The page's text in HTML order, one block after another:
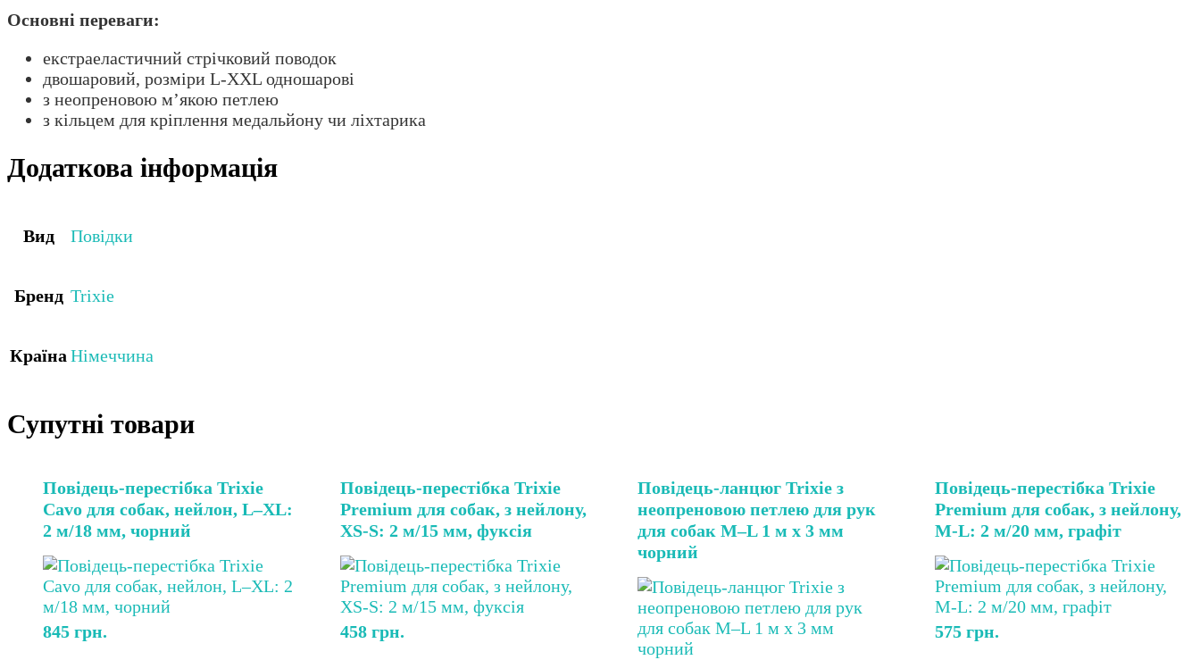
Основні переваги:
екстраеластичний стрічковий поводок
двошаровий, розміри L-XXL одношарові
з неопреновою м’якою петлею
з кільцем для кріплення медальйону чи ліхтарика
Додаткова інформація
Вид Повідки
Бренд Trixie
Країна Німеччина
Супутні товари
Повідець-перестібка Trixie
Cavo для собак, нейлон, L–XL:
2 м/18 мм, чорний
845 грн.
Повідець-перестібка Trixie
Premium для собак, з нейлону,
XS-S: 2 м/15 мм, фуксія
458 грн.
Повідець-ланцюг Trixie з
неопреновою петлею для рук
для собак M–L 1 м х 3 мм
чорний
Повідець-перестібка Trixie
Premium для собак, з нейлону,
M-L: 2 м/20 мм, графіт
575 грн.